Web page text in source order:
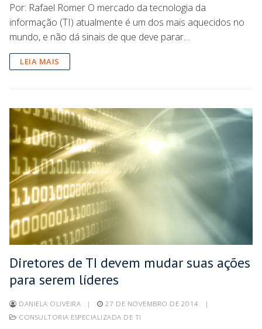
Por: Rafael Romer O mercado da tecnologia da
informação (TI) atualmente é um dos mais aquecidos no
mundo, e não dá sinais de que deve parar…
LEIA MAIS
Diretores de TI devem mudar suas ações
para serem líderes
DANIELA OLIVEIRA | 27 DE NOVEMBRO DE 2014
|
CONSULTORIA ESPECIALIZADA DE TI